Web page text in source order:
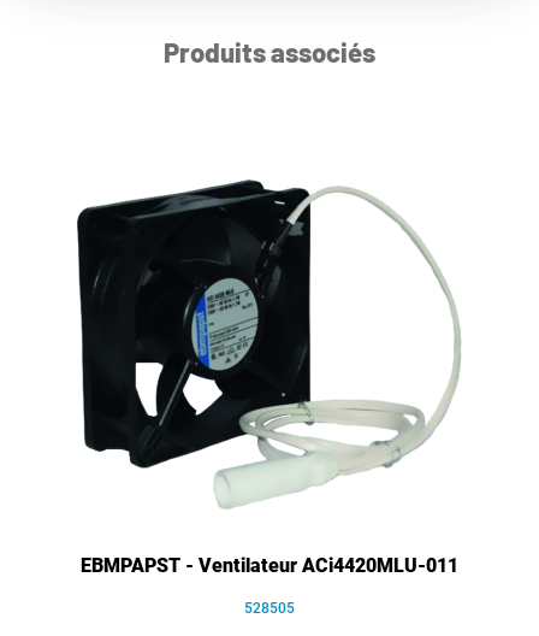
Produits associés
EBMPAPST - Ventilateur ACi4420MLU-011
528505